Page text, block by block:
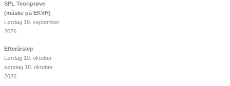
SPL Teoriprøve
(måske på EKVH)
Lørdag 19. september
2026
Efterårslejr
Lørdag 10. oktober -
søndag 18. oktober
2026